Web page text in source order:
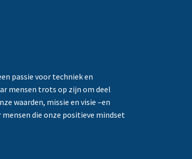
passie voor techniek en
mensen trots op zijn om deel
waarden, missie en visie –en
die onze positieve mindset